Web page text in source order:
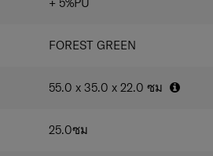
ID tag
the bottom compartment
BAG 15.6"
FOREST GREEN
55.0 x 35.0 x 22.0 ซม
25.0ซม